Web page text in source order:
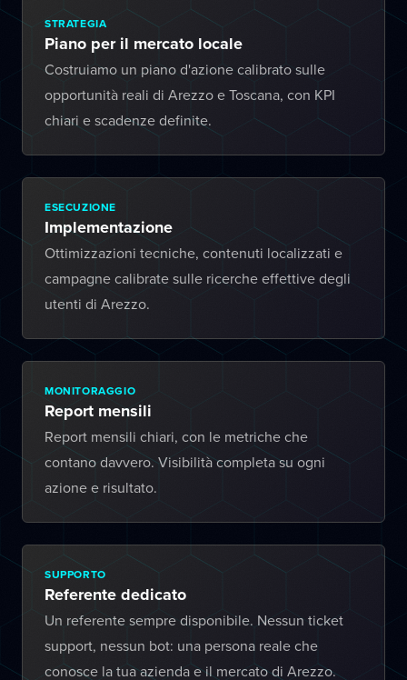
STRATEGIA
Piano per il mercato locale
Costruiamo un piano d'azione calibrato sulle
opportunità reali di Arezzo e Toscana, con KPI
chiari e scadenze definite.
ESECUZIONE
Implementazione
Ottimizzazioni tecniche, contenuti localizzati e
campagne calibrate sulle ricerche effettive degli
utenti di Arezzo.
MONITORAGGIO
Report mensili
Report mensili chiari, con le metriche che
contano davvero. Visibilità completa su ogni
azione e risultato.
SUPPORTO
Referente dedicato
Un referente sempre disponibile. Nessun ticket
support, nessun bot: una persona reale che
conosce la tua azienda e il mercato di Arezzo.